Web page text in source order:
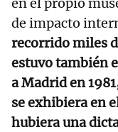
en el propio
de impacto
recorrido miles
estuvo también
a Madrid en
se exhibiera en
hubiera una